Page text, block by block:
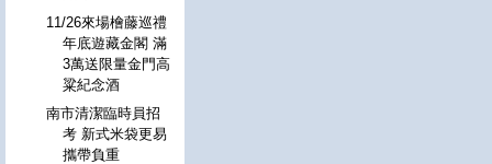
11/26來場檜藤巡禮
年底遊藏金閣 滿
3萬送限量金門高
粱紀念酒
南市清潔臨時員招
考 新式米袋更易
攜帶負重